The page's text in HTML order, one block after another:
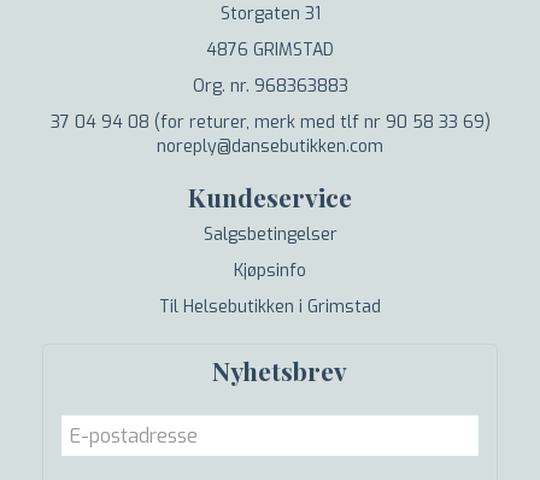
Storgaten 31
4876 GRIMSTAD
Org. nr. 968363883
37 04 94 08 (for returer, merk med tlf nr 90 58 33 69)
noreply@dansebutikken.com
Kundeservice
Salgsbetingelser
Kjøpsinfo
Til Helsebutikken i Grimstad
Nyhetsbrev